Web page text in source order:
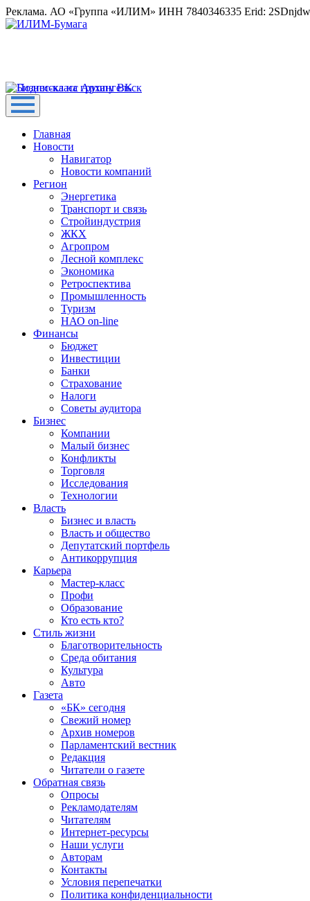
Реклама. АО «Группа «ИЛИМ» ИНН 7840346335 Erid:
Главная
Новости
Навигатор
Новости компаний
Регион
Энергетика
Транспорт и связь
Стройиндустрия
ЖКХ
Агропром
Лесной комплекс
Экономика
Ретроспектива
Промышленность
Туризм
НАО on-line
Финансы
Бюджет
Инвестиции
Банки
Страхование
Налоги
Советы аудитора
Бизнес
Компании
Малый бизнес
Конфликты
Торговля
Исследования
Технологии
Власть
Бизнес и власть
Власть и общество
Депутатский портфель
Антикоррупция
Карьера
Мастер-класс
Профи
Образование
Кто есть кто?
Стиль жизни
Благотворительность
Среда обитания
Культура
Авто
Газета
«БК» сегодня
Свежий номер
Архив номеров
Парламентский вестник
Редакция
Читатели о газете
Обратная связь
Опросы
Рекламодателям
Читателям
Интернет-ресурсы
Наши услуги
Авторам
Контакты
Условия перепечатки
Политика конфиденциальности